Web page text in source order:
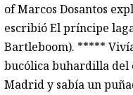
of Marcos Dosantos
escribió El príncipe
Bartleboom). *****
bucólica buhardilla del
Madrid y sabía un